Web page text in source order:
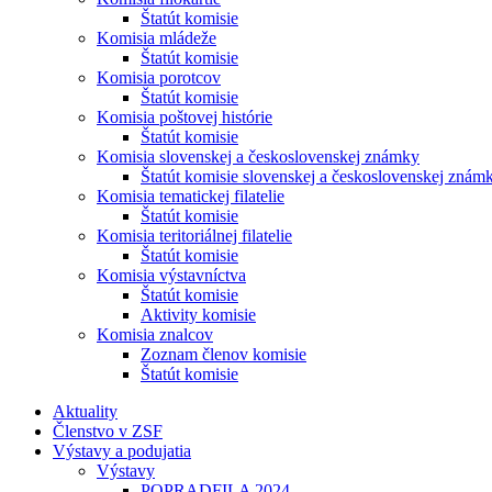
Štatút komisie
Komisia mládeže
Štatút komisie
Komisia porotcov
Štatút komisie
Komisia poštovej histórie
Štatút komisie
Komisia slovenskej a československej známky
Štatút komisie slovenskej a československej
Komisia tematickej filatelie
Štatút komisie
Komisia teritoriálnej filatelie
Štatút komisie
Komisia výstavníctva
Štatút komisie
Aktivity komisie
Komisia znalcov
Zoznam členov komisie
Štatút komisie
Aktuality
Členstvo v ZSF
Výstavy a podujatia
Výstavy